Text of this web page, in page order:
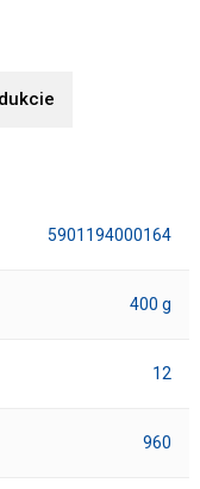
5901194000164
400 g
12
960